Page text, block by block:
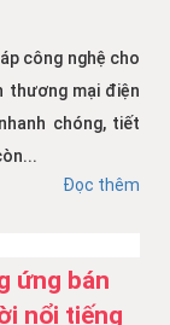
công nghệ cho
thương mại điện
chóng, tiết
Đọc thêm
ứng bán
nổi tiếng